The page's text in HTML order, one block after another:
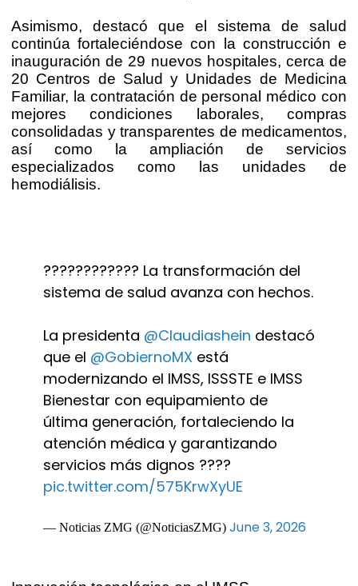
Asimismo, destacó que el sistema de salud
continúa fortaleciéndose con la construcción e
inauguración de 29 nuevos hospitales, cerca de
20 Centros de Salud y Unidades de Medicina
Familiar, la contratación de personal médico con
mejores condiciones laborales, compras
consolidadas y transparentes de medicamentos,
así como la ampliación de servicios
especializados como las unidades de
hemodiálisis.
???????????? La transformación del
sistema de salud avanza con hechos.
La presidenta @Claudiashein destacó
que el @GobiernoMX está
modernizando el IMSS, ISSSTE e IMSS
Bienestar con equipamiento de
última generación, fortaleciendo la
atención médica y garantizando
servicios más dignos ????
pic.twitter.com/575KrwXyUE
— Noticias ZMG (@NoticiasZMG) June 3, 2026